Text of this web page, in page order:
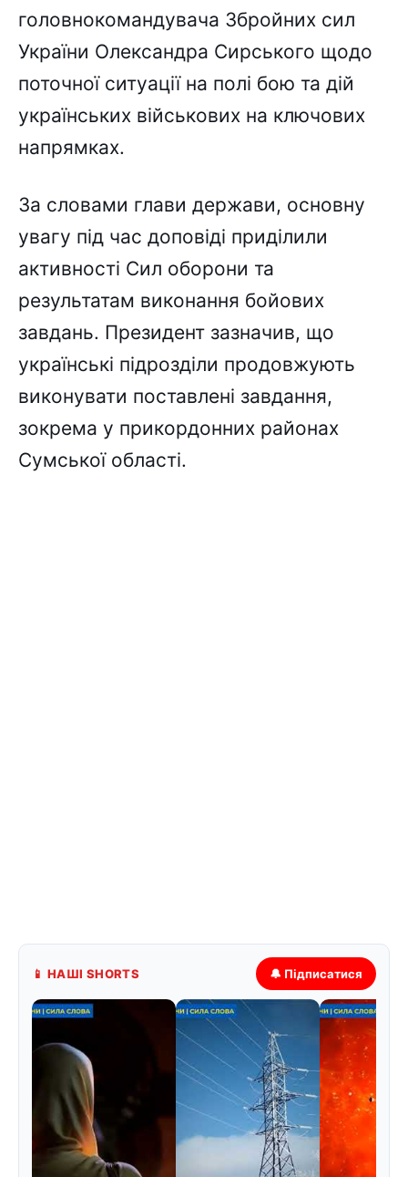
головнокомандувача Збройних сил
України Олександра Сирського щодо
поточної ситуації на полі бою та дій
українських військових на ключових
напрямках.
За словами глави держави, основну
увагу під час доповіді приділили
активності Сил оборони та
результатам виконання бойових
завдань. Президент зазначив, що
українські підрозділи продовжують
виконувати поставлені завдання,
зокрема у прикордонних районах
Сумської області.
📱 НАШІ SHORTS 🔔 Підписатися